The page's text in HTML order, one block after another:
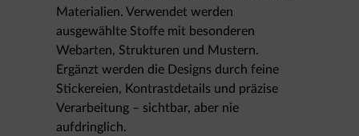
Materialien. Verwendet werden
ausgewählte Stoffe mit besonderen
Webarten, Strukturen und Mustern.
Ergänzt werden die Designs durch feine
Stickereien, Kontrastdetails und präzise
Verarbeitung – sichtbar, aber nie
aufdringlich.